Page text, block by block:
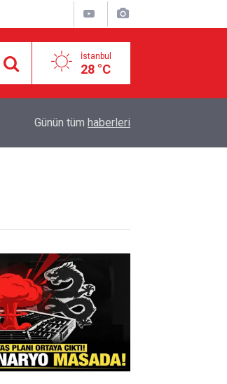
İstanbul
28 °C
El-Cezire: Hürmüz Boğazı anlaşması çok
Günün tüm haberleri